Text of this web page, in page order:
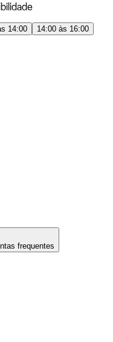
14:00
14:00 às 16:00
frequentes